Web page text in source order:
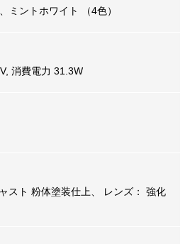
ミントホワイト （4色）
消費電力 31.3W
スト 粉体塗装仕上、 レンズ： 強化